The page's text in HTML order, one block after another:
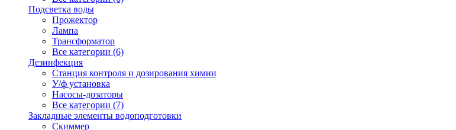
Подсветка воды
Прожектор
Лампа
Трансформатор
Все категории (6)
Дезинфекция
Станция контроля и дозирования химии
У/ф установка
Насосы-дозаторы
Все категории (7)
Закладные элементы водоподготовки
Скиммер